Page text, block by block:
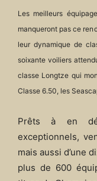
Les meilleurs
manqueront pas ce
leur dynamique de
soixante voiliers
classe Longtze qui
Classe 6.50, les
Prêts à en
exceptionnels,
mais aussi d’une
plus de 600